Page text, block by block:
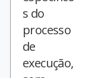
s do
processo
de
execução,